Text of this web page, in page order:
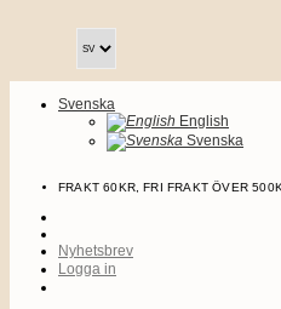
Svenska
English
Svenska
FRAKT 60KR, FRI FRAKT ÖVER
Nyhetsbrev
Logga in